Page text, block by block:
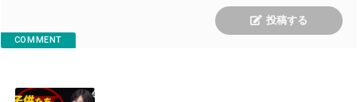
COMMENT
投稿する
M